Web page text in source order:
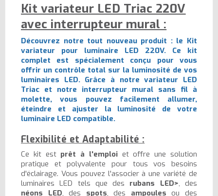
Kit variateur LED Triac 220V
avec interrupteur mural :
Découvrez notre tout nouveau produit : le Kit
variateur pour luminaire LED 220V. Ce kit
complet est spécialement conçu pour vous
offrir un contrôle total sur la luminosité de vos
luminaires LED. Grâce à notre variateur LED
Triac et notre interrupteur mural sans fil à
molette, vous pouvez facilement allumer,
éteindre et ajuster la luminosité de votre
luminaire LED compatible.
Flexibilité et Adaptabilité :
Ce kit est prêt à l'emploiet offre une solution
pratique et polyvalente pour tous vos besoins
d'éclairage. Vous pouvez l'associer à une variété de
luminaires LED tels que des rubans LED>, des
néons LED, des spots, des ampoules ou des